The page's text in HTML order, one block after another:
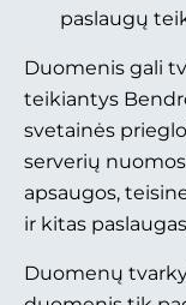
paslaugų
Duomenis gali
teikiantys
svetainės
serverių
apsaugos,
ir kitas
Duomenų